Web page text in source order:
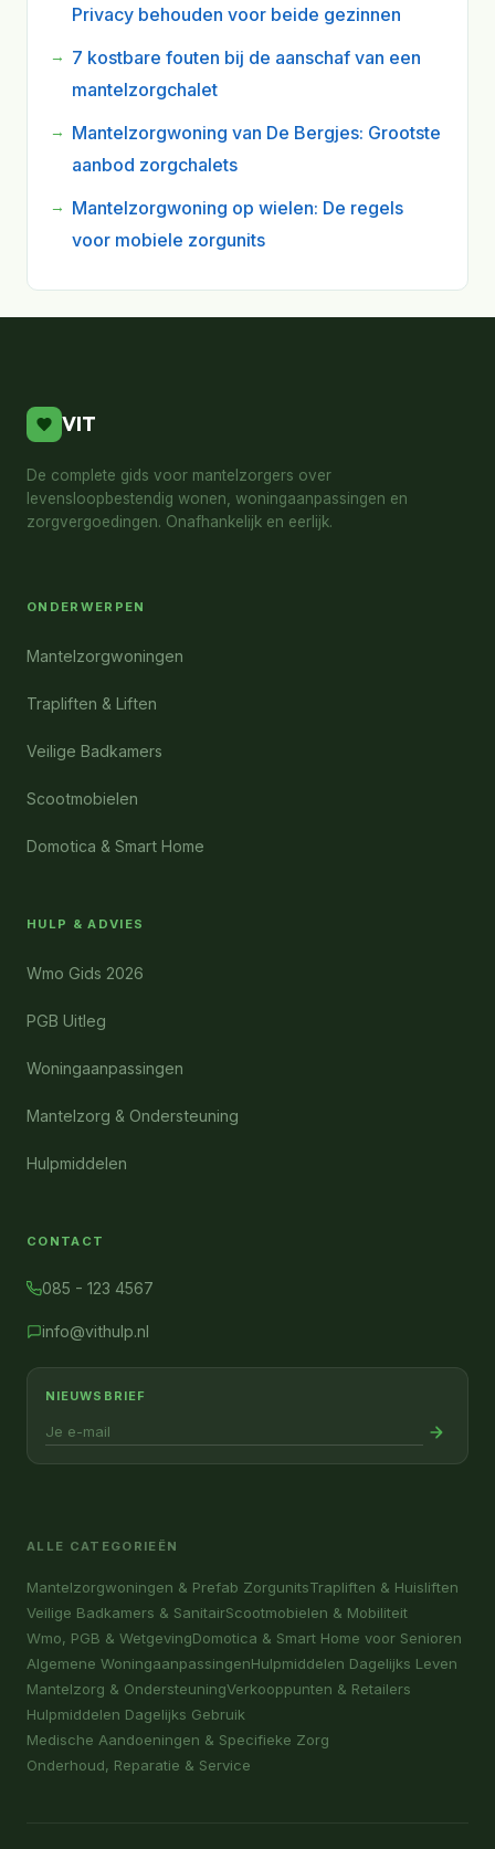
Privacy behouden voor beide gezinnen
7 kostbare fouten bij de aanschaf van een
mantelzorgchalet
Mantelzorgwoning van De Bergjes: Grootste
aanbod zorgchalets
Mantelzorgwoning op wielen: De regels
voor mobiele zorgunits
VIT
De complete gids voor mantelzorgers over
levensloopbestendig wonen, woningaanpassingen en
zorgvergoedingen. Onafhankelijk en eerlijk.
ONDERWERPEN
Mantelzorgwoningen
Trapliften & Liften
Veilige Badkamers
Scootmobielen
Domotica & Smart Home
HULP & ADVIES
Wmo Gids 2026
PGB Uitleg
Woningaanpassingen
Mantelzorg & Ondersteuning
Hulpmiddelen
CONTACT
085 - 123 4567
info@vithulp.nl
NIEUWSBRIEF
ALLE CATEGORIEËN
Mantelzorgwoningen & Prefab ZorgunitsTrapliften & Huisliften
Veilige Badkamers & SanitairScootmobielen & Mobiliteit
Wmo, PGB & WetgevingDomotica & Smart Home voor Senioren
Algemene WoningaanpassingenHulpmiddelen Dagelijks Leven
Mantelzorg & OndersteuningVerkooppunten & Retailers
Hulpmiddelen Dagelijks Gebruik
Medische Aandoeningen & Specifieke Zorg
Onderhoud, Reparatie & Service